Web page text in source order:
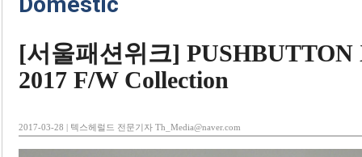
[서울패션위크]
2017 F/W Collection
2017-03-28 | 텍스헤럴드 전문기자 Th_Media@naver.com